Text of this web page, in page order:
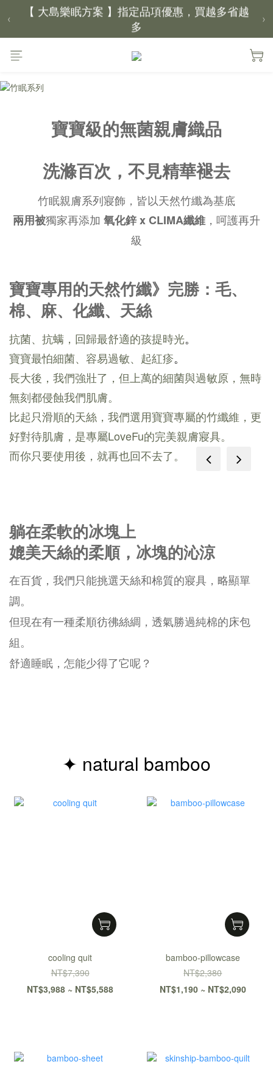
【 大島樂眠方案 】指定品項優惠，買越多省越
多
【新家入厝禮】新家起點，送上祝福
父親節｜靠山計劃，最高折 $2,500
倒數 1天02小時25分鐘27秒
‹ ›
寶寶級的無菌親膚織品
洗滌百次，不見精華褪去
竹眠親膚系列寢飾，皆以天然竹纖為基底
兩用被獨家再添加 氧化鋅 x CLIMA纖維 ， 呵護再升
級
寶寶專用的天然竹纖》完勝：毛、
棉、麻、化纖、天絲
抗菌、抗螨，回歸最舒適的孩提時光。
寶寶最怕細菌、容易過敏、起紅疹。
長大後，我們強壯了，但上萬的細菌與過敏原，無時
無刻都侵蝕我們肌膚。
比起只滑順的天絲，我們選用寶寶專屬的竹纖維，更
好對待肌膚，是專屬LoveFu的完美親膚寢具。
而你只要使用後，就再也回不去了。
prev next
躺在柔軟的冰塊上
媲美天絲的柔順，冰塊的沁涼
在百貨，我們只能挑選天絲和棉質的寢具，略顯單
調。
但現在有一種柔順彷彿絲綢，透氣勝過純棉的床包
組。
舒適睡眠，怎能少得了它呢？
✦ natural bamboo
cooling quit
NT$7,390
NT$3,988 ~ NT$5,588
bamboo-pillowcase
NT$2,380
NT$1,190 ~ NT$2,090